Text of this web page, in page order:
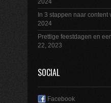
In 3 stappen naar content
2024
Prettige feestdagen en
22, 2023
SOCIAL
Facebook